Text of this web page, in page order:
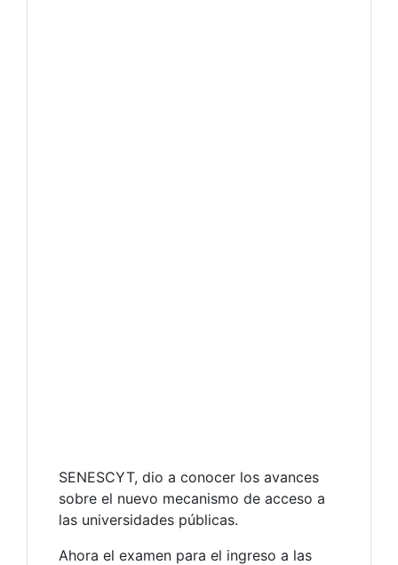
SENESCYT, dio a conocer los avances
sobre el nuevo mecanismo de acceso a
las universidades públicas.
Ahora el examen para el ingreso a las